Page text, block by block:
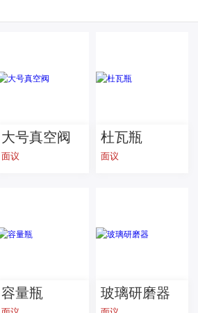
大号真空阀
面议
杜瓦瓶
面议
容量瓶 玻璃研磨器